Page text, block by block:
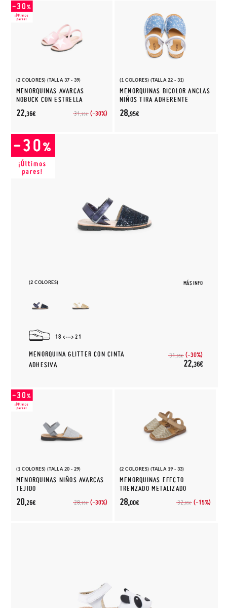
(2 COLORES) (TALLA 37 - 39)
MENORQUINAS AVARCAS
NOBUCK CON ESTRELLA
31,95€ (-30%)
22,36€
(1 COLORES) (TALLA 22 - 31)
MENORQUINAS BICOLOR ANCLAS
NIÑOS TIRA ADHERENTE
28,95€
(2 COLORES) MÁS INFO
18 21
MENORQUINA GLITTER CON CINTA
ADHESIVA
31,95€ (-30%)
22,36€
(1 COLORES) (TALLA 20 - 29)
MENORQUINAS NIÑOS AVARCAS
TEJIDO
28,95€ (-30%)
20,26€
(2 COLORES) (TALLA 19 - 33)
MENORQUINAS EFECTO
TRENZADO METALIZADO
32,95€ (-15%)
28,00€